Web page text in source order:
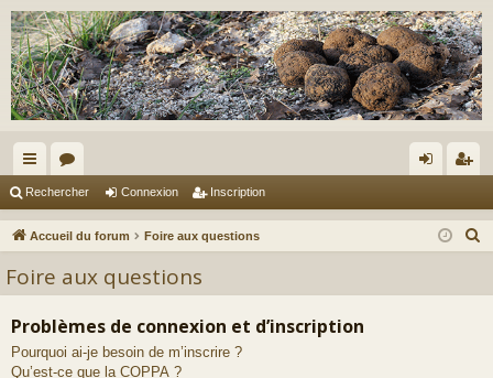
ac
co
s
or
u ne cri
Rechercher Connexion Inscription
Accueil du forum Foire aux questions
Foire aux questions
Problèmes de connexion et d’inscription
Pourquoi ai-je besoin de m’inscrire ?
Qu’est-ce que la COPPA ?